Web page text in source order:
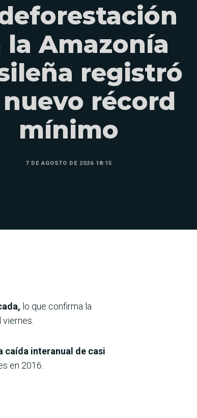
la Amazonía
registró
récord
mínimo
7 DE AGOSTO DE 2026 18:15
lo que confirma la
caída interanual de casi
en 2016.